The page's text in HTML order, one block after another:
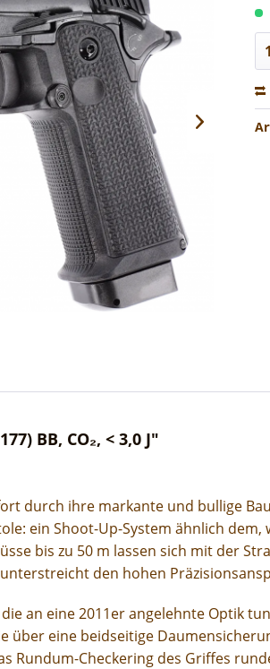
BB, CO₂, < 3,0 J"
durch ihre markante und bullige
ein Shoot-Up-System ähnlich
bis zu 50 m lassen sich mit der
den hohen
an eine 2011er angelehnte Optik
über eine beidseitige
Checkering des Griffes